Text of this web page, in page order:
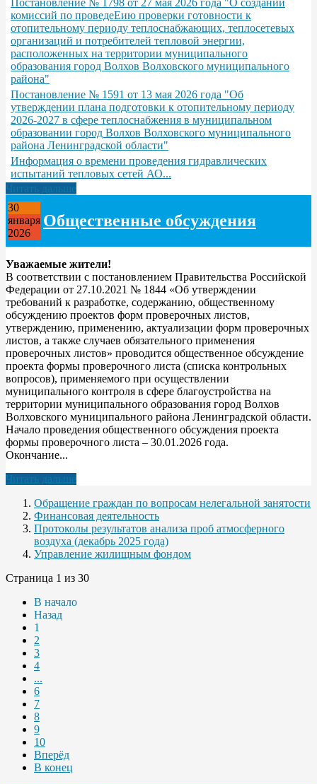
комиссий по проведеЕию проверки готовности к
отопительному периоду теплоснабжающих, теплосетевых
организаций и потребителей тепловой энергии,
расположенных на территории муниципального
образования город Волхов Волховского муниципального
района"
Постановление № 1591 от 13 мая 2026 года "Об
утверждении плана подготовки к отопительному периоду
2026-2027 в сфере теплоснабжения в муниципальном
образовании город Волхов Волховского муниципального
района Ленинградской области"
Информация о времени проведения гидравлических
испытаний тепловых сетей АО...
Читать дальше
30
января
2026
Общественные обсуждения
Уважаемые жители!
В соответствии с постановлением Правительства Российской
Федерации от 27.10.2021 № 1844 «Об утверждении
требований к разработке, содержанию, общественному
обсуждению проектов форм проверочных листов,
утверждению, применению, актуализации форм проверочных
листов, а также случаев обязательного применения
проверочных листов» проводится общественное обсуждение
проекта формы проверочного листа (списка контрольных
вопросов), применяемого при осуществлении
муниципального контроля в сфере благоустройства на
территории муниципального образования город Волхов
Волховского муниципального района Ленинградской области.
Начало проведения общественного обсуждения проекта
формы проверочного листа – 30.01.2026 года.
Окончание...
Читать дальше
Обращение граждан по вопросам нелегальной занятости
Финансовая деятельность
Протоколы результатов анализа проб атмосферного
воздуха (декабрь 2025 года)
Управление жилищным фондом
Страница 1 из 30
В начало
Назад
1
2
3
4
...
6
7
8
9
10
Вперёд
В конец